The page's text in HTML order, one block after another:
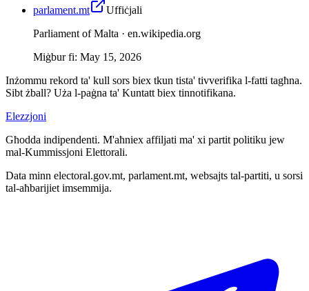
parlament.mt
Uffiċjali
Parliament of Malta · en.wikipedia.org
Miġbur fi: May 15, 2026
Inżommu rekord ta' kull sors biex tkun tista' tivverifika l-fatti tagħna.
Sibt żball? Uża l-paġna ta' Kuntatt biex tinnotifikana.
Elezzjoni
Għodda indipendenti. M'aħniex affiljati ma' xi partit politiku jew
mal-Kummissjoni Elettorali.
Data minn electoral.gov.mt, parlament.mt, websajts tal-partiti, u sorsi
tal-aħbarijiet imsemmija.